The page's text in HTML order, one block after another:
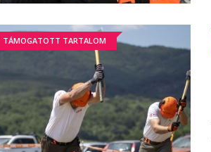
TÁMOGATOTT TARTALOM